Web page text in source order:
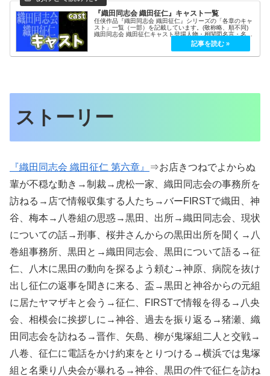
『織田同志会 織田征仁』キャスト一覧
任侠作品『織田同志会 織田征仁』シリーズの「各章のキャ
スト」一覧（一部）を記載しています。(敬称略、順不同)
織田同志会 織田征仁キャスト登場人物・相関図名言・名セ
リフロケ地・聖地巡礼織田同志会 織田征仁 的場浩司（織
ストーリー
『織田同志会 織田征仁 第六章』
⇒お店きつねでよからぬ
輩が不穏な動き→制裁→虎松一家、織田同志会の事務所を
訪ねる→店で情報収集する人たち→バーFIRSTで織田、神
谷、梅本→八巻組の思惑→黒田、出所→織田同志会、現状
についての話→刑事、桜井さんからの黒田出所を聞く→八
巻組事務所、黒田と→織田同志会、黒田について語る→征
仁、八木に黒田の動向を探るよう頼む→神原、病院を抜け
出し征仁の返事を聞きに来る、盃→黒田と神谷からの元組
に居たヤマザキと会う→征仁、FIRSTで情報を得る→八央
会、相模会に挨拶しに→神谷、過去を振り返る→猪瀬、織
田同志会を訪ねる→晋作、矢島、柳が鬼塚組二人と交戦→
八卷、征仁に電話をかけ約束をとりつける→横浜では鬼塚
組と名乗り八央会が暴れる→神谷、黒田の件で征仁を訪ね